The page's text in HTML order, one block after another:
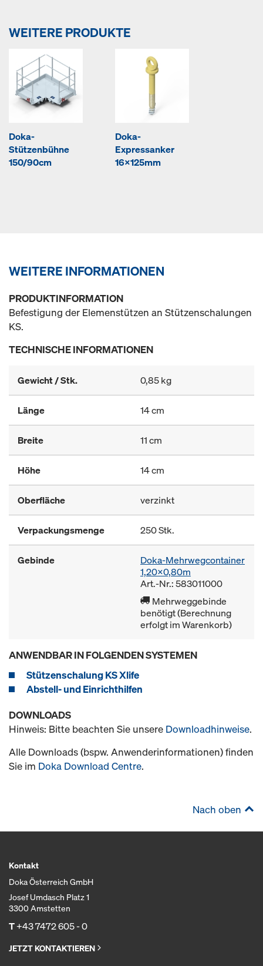
WEITERE PRODUKTE
Doka-
Stützenbühne
150/90cm
Doka-
Expressanker
16x125mm
WEITERE INFORMATIONEN
PRODUKTINFORMATION
Befestigung der Elemenstützen an Stützenschalungen
KS.
TECHNISCHE INFORMATIONEN
Gewicht / Stk. 0,85 kg
Länge 14 cm
Breite 11 cm
Höhe 14 cm
Oberfläche verzinkt
Verpackungsmenge 250 Stk.
Gebinde
Doka-Mehrwegcontainer
1,20x0,80m
Art.-Nr.: 583011000
Mehrweggebinde
benötigt (Berechnung
erfolgt im Warenkorb)
ANWENDBAR IN FOLGENDEN SYSTEMEN
Stützenschalung KS Xlife
Abstell- und Einrichthilfen
DOWNLOADS
Hinweis: Bitte beachten Sie unsere Downloadhinweise.
Alle Downloads (bspw. Anwenderinformationen) finden
Sie im Doka Download Centre.
Nach oben
Kontakt
Doka Österreich GmbH
Josef Umdasch Platz 1
3300 Amstetten
T+43 7472 605 - 0
JETZT KONTAKTIEREN